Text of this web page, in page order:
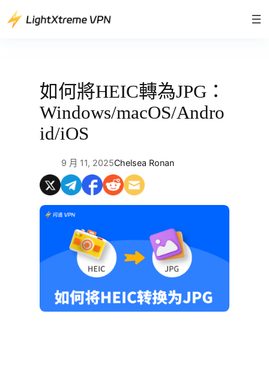
至
如何將HEIC轉為JPG：
Windows/macOS/Andro
id/iOS
9 月 11, 2025Chelsea Ronan